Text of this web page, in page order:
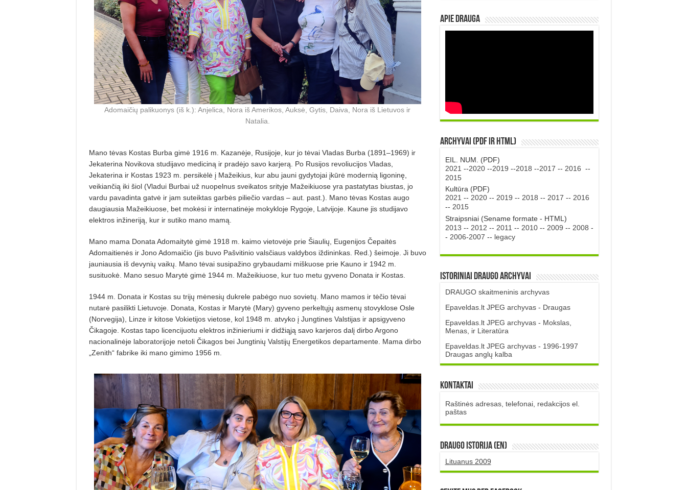
Adomaičių palikuonys (iš k.): Anjelica, Nora iš Amerikos, Auksė, Gytis, Daiva, Nora iš Lietuvos ir
Natalia.
Mano tėvas Kostas Burba gimė 1916 m. Kazanėje, Rusijoje, kur jo tėvai Vladas Burba (1891–1969) ir
Jeka­terina Novikova studijavo mediciną ir pradėjo savo karjerą. Po Rusijos revoliucijos Vladas,
Jekaterina ir Kostas 1923 m. persikėlė į Mažeikius, kur abu jauni gydytojai įkūrė modernią ligoninę,
veikiančią iki šiol (Vladui Burbai už nuopelnus sveikatos srityje Mažeikiuose yra pastatytas biustas, jo
vardu pavadinta gatvė ir jam suteiktas garbės piliečio vardas – aut. past.). Mano tėvas Kostas augo
daugiausia Mažeikiuose, bet mokėsi ir internatinėje mokykloje Rygoje, Latvijoje. Kaune jis studijavo
elektros inžineriją, kur ir sutiko mano mamą.
Mano mama Donata Adomaitytė gimė 1918 m. kaimo vietovėje prie Šiaulių, Eugenijos Čepaitės
Adomaitienės ir Jono Adomaičio (jis buvo Pašvitinio valsčiaus valdybos iždininkas. Red.) šeimoje. Ji buvo
jauniausia iš devynių vaikų. Mano tėvai susipažino grybaudami miškuose prie Kauno ir 1942 m.
susituokė. Mano sesuo Marytė gimė 1944 m. Mažeikiuose, kur tuo metu gyveno Donata ir Kostas.
1944 m. Donata ir Kostas su trijų mėnesių dukrele pabėgo nuo sovietų. Mano mamos ir tėčio tėvai
nutarė pasilikti Lietuvoje. Donata, Kostas ir Marytė (Mary) gyveno perkeltųjų asmenų stovyklose Osle
(Norvegija), Linze ir kitose Vokietijos vietose, kol 1948 m. atvyko į Jungtines Valstijas ir apsigyveno
Čikagoje. Kostas tapo licencijuotu elektros inžinieriumi ir didžiąją savo karjeros dalį dirbo Argono
nacionalinėje laboratorijoje netoli Čikagos bei Jungtinių Valstijų Energetikos departamente. Mama dirbo
„Zenith“ fabrike iki mano gimimo 1956 m.
Apie DRAUGA
Archyvai (PDF ir HTML)
EIL. NUM. (PDF)
2021 --2020--2019 --2018 --2017 -- 2016 --
2015
Kultūra (PDF)
2021 -- 2020-- 2019 -- 2018 -- 2017 -- 2016
-- 2015
Straipsniai (Sename formate - HTML)
2013 -- 2012 -- 2011 -- 2010-- 2009 -- 2008 -
- 2006-2007 -- legacy
Istoriniai DRAUGO Archyvai
DRAUGO skaitmeninis archyvas
Epaveldas.lt JPEG archyvas - Draugas
Epaveldas.lt JPEG archyvas - Mokslas,
Menas, ir Literatūra
Epaveldas.lt JPEG archyvas - 1996-1997
Draugas anglų kalba
Kontaktai
Raštinės adresas, telefonai, redakcijos el.
paštas
DRAUGO istorija (EN)
Lituanus 2009